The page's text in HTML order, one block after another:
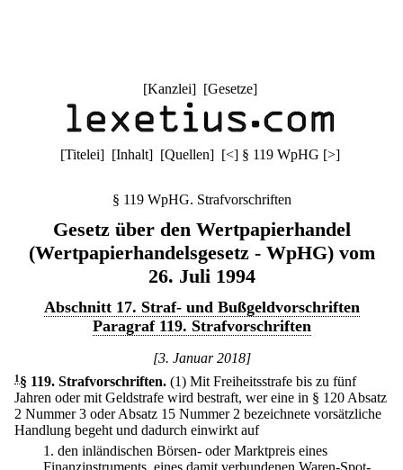
[Kanzlei] [Gesetze]
[Titelei] [Inhalt] [Quellen] [<] § 119 WpHG [>]
§ 119 WpHG. Strafvorschriften
Gesetz über den Wertpapierhandel
(Wertpapierhandelsgesetz - WpHG) vom
26. Juli 1994
Abschnitt 17. Straf- und Bußgeldvorschriften
Paragraf 119. Strafvorschriften
[3. Januar 2018]
1 § 119. Strafvorschriften. (1) Mit Freiheitsstrafe bis zu fünf
Jahren oder mit Geldstrafe wird bestraft, wer eine in § 120 Absatz
2 Nummer 3 oder Absatz 15 Nummer 2 bezeichnete vorsätzliche
Handlung begeht und dadurch einwirkt auf
1. den inländischen Börsen- oder Marktpreis eines